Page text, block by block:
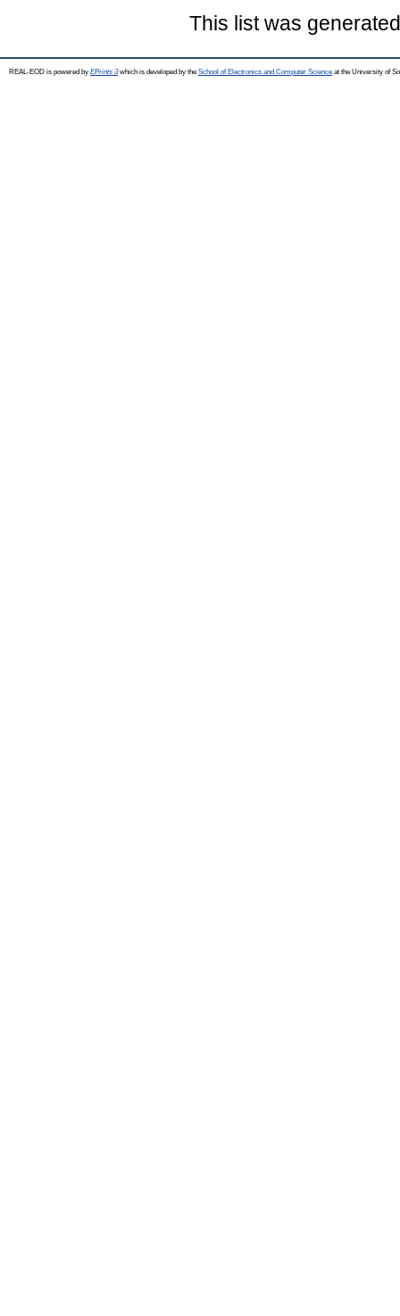
This list was
REAL-EOD is powered by EPrints 3which is developed by the School of Electronics and Computer Science at the University of